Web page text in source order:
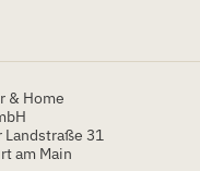
& Home
Landstraße 31
am Main